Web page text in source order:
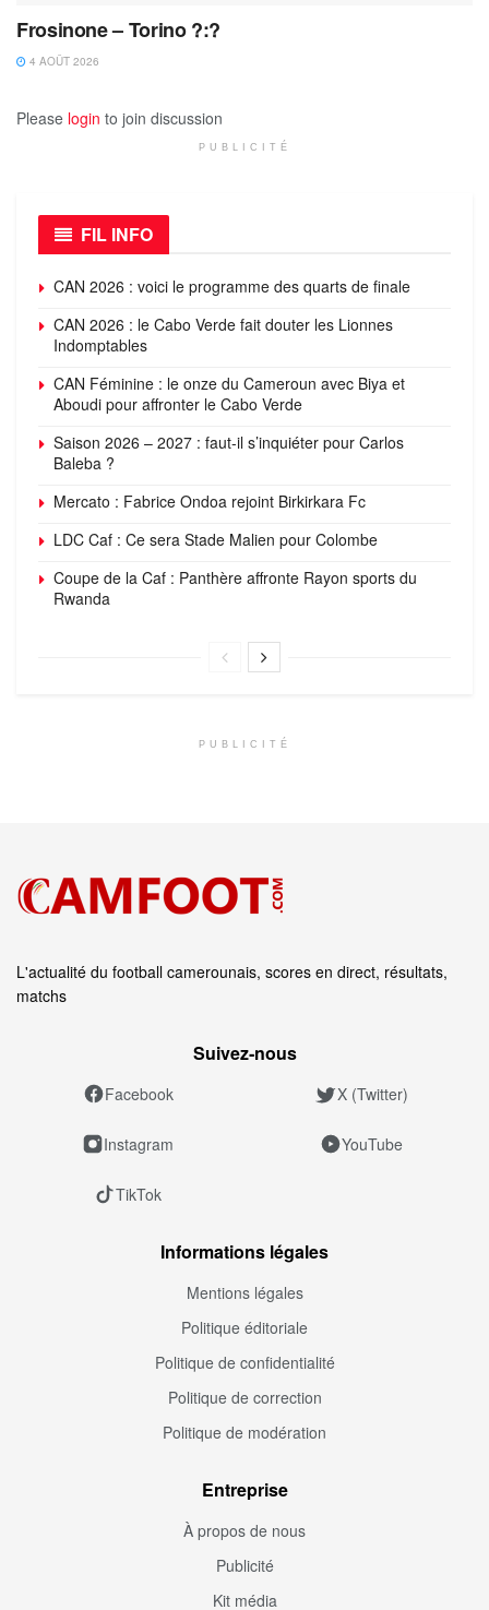
Frosinone – Torino ?:?
4 AOÛT 2026
Please login to join discussion
PUBLICITÉ
FIL INFO
CAN 2026 : voici le programme des quarts de finale
CAN 2026 : le Cabo Verde fait douter les Lionnes
Indomptables
CAN Féminine : le onze du Cameroun avec Biya et
Aboudi pour affronter le Cabo Verde
Saison 2026 – 2027 : faut-il s’inquiéter pour Carlos
Baleba ?
Mercato : Fabrice Ondoa rejoint Birkirkara Fc
LDC Caf : Ce sera Stade Malien pour Colombe
Coupe de la Caf : Panthère affronte Rayon sports du
Rwanda
PUBLICITÉ
L'actualité du football camerounais, scores en direct, résultats,
matchs
Suivez‑nous
Facebook X (Twitter)
Instagram YouTube
TikTok
Informations légales
Mentions légales
Politique éditoriale
Politique de confidentialité
Politique de correction
Politique de modération
Entreprise
À propos de nous
Publicité
Kit média